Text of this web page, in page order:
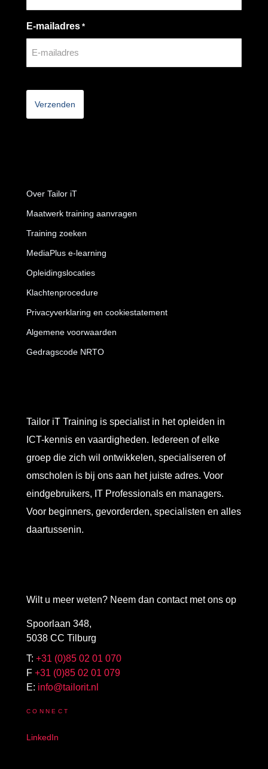
Wilt u meer weten? Neem dan contact met ons op
Spoorlaan 348,
5038 CC Tilburg
T: +31 (0)85 02 01 070
F +31 (0)85 02 01 079
E: info@tailorit.nl
CONNECT
LinkedIn
Tailor iT Training is specialist in het opleiden in
ICT-kennis en vaardigheden. Iedereen of elke
groep die zich wil ontwikkelen, specialiseren of
omscholen is bij ons aan het juiste adres. Voor
eindgebruikers, IT Professionals en managers.
Voor beginners, gevorderden, specialisten en alles
daartussenin.
Over Tailor iT
Maatwerk training aanvragen
Training zoeken
MediaPlus e-learning
Opleidingslocaties
Klachtenprocedure
Privacyverklaring en cookiestatement
Algemene voorwaarden
Gedragscode NRTO
E-mailadres *